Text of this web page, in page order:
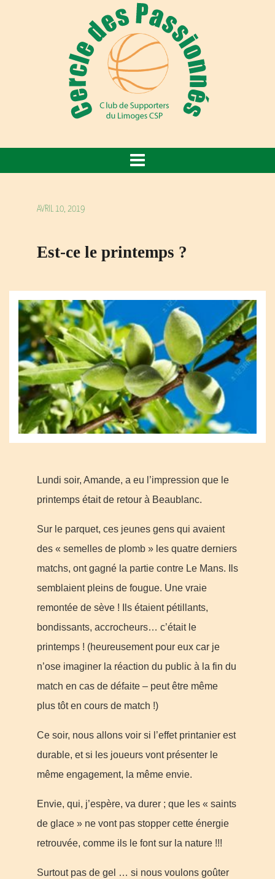
AVRIL 10, 2019
Est-ce le printemps ?
Lundi soir, Amande, a eu l’impression que le
printemps était de retour à Beaublanc.
Sur le parquet, ces jeunes gens qui avaient
des « semelles de plomb » les quatre derniers
matchs, ont gagné la partie contre Le Mans. Ils
semblaient pleins de fougue. Une vraie
remontée de sève ! Ils étaient pétillants,
bondissants, accrocheurs… c’était le
printemps ! (heureusement pour eux car je
n’ose imaginer la réaction du public à la fin du
match en cas de défaite – peut être même
plus tôt en cours de match !)
Ce soir, nous allons voir si l’effet printanier est
durable, et si les joueurs vont présenter le
même engagement, la même envie.
Envie, qui, j’espère, va durer ; que les « saints
de glace » ne vont pas stopper cette énergie
retrouvée, comme ils le font sur la nature !!!
Surtout pas de gel … si nous voulons goûter